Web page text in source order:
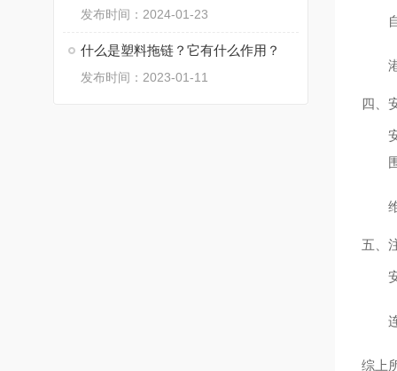
发布时间：2024-01-23
什么是塑料拖链？它有什么作用？
发布时间：2023-01-11
四、
五、
综上